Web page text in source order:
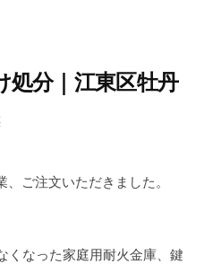
処分｜江東区牡丹
ご注文いただきました。
なった家庭用耐火金庫、鍵